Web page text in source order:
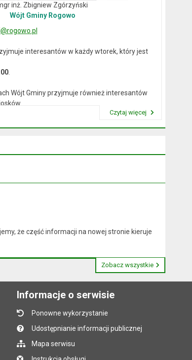
inż. Zbigniew Zgórzyński
Wójt Gminy Rogowo
interesantów w każdy wtorek, który jest
.
Wójt Gminy przyjmuje również interesantów
Czytaj więcej
że część informacji na nowej stronie kieruje
Zobacz wszystkie
Informacje o serwisie
Ponowne wykorzystanie
Udostępnianie informacji publicznej
Mapa serwisu